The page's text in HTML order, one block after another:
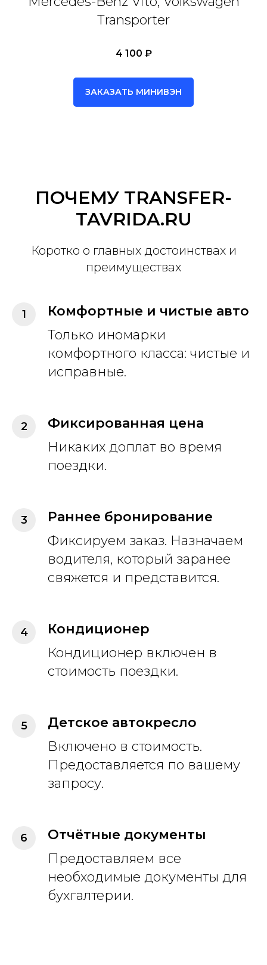
Transporter
4 100 ₽
ЗАКАЗАТЬ МИНИВЭН
ПОЧЕМУ TRANSFER-
TAVRIDA.RU
Коротко о главных достоинствах и
преимуществах
Комфортные и чистые авто
Только иномарки
комфортного класса: чистые и
исправные.
Фиксированная цена
Никаких доплат во время
поездки.
Раннее бронирование
Фиксируем заказ. Назначаем
водителя, который заранее
свяжется и представится.
Кондиционер
Кондиционер включен в
стоимость поездки.
Детское автокресло
Включено в стоимость.
Предоставляется по вашему
запросу.
Отчётные документы
Предоставляем все
необходимые документы для
бухгалтерии.